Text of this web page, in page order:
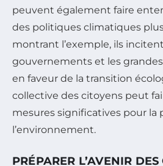
peuvent également faire
des politiques climatiques
montrant l’exemple, ils
gouvernements et les
en faveur de la transition
collective des citoyens peut
mesures significatives pour la
l’environnement.
PRÉPARER L’AVENIR